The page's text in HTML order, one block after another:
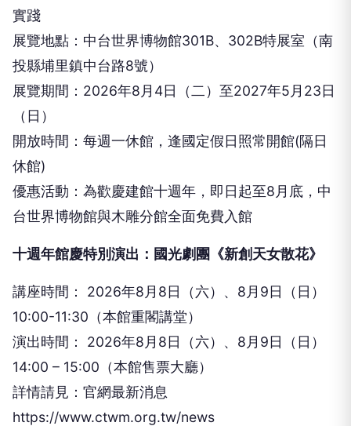
實踐
展覽地點：中台世界博物館301B、302B特展室（南
投縣埔⾥鎮中台路8號）
展覽期間：2026年8⽉4⽇（⼆）⾄2027年5⽉23⽇
（⽇）
開放時間：每週⼀休館，逢國定假⽇照常開館(隔⽇
休館)
優惠活動：為歡慶建館⼗週年，即⽇起⾄8⽉底，中
台世界博物館與⽊雕分館全⾯免費⼊館
⼗週年館慶特別演出：國光劇團《新創天⼥散花》
講座時間： 2026年8⽉8⽇（六）、8⽉9⽇（⽇）
10:00-11:30（本館重閣講堂）
演出時間： 2026年8⽉8⽇（六）、8⽉9⽇（⽇）
14:00 – 15:00（本館售票⼤廳）
詳情請⾒：官網最新消息
https://www.ctwm.org.tw/news